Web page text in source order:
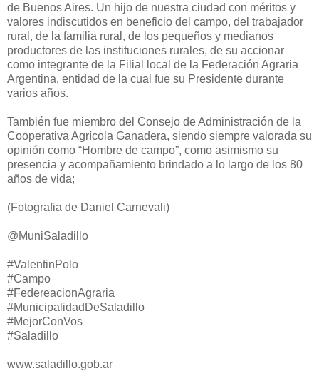
de Buenos Aires. Un hijo de nuestra ciudad con méritos y
valores indiscutidos en beneficio del campo, del trabajador
rural, de la familia rural, de los pequeños y medianos
productores de las instituciones rurales, de su accionar
como integrante de la Filial local de la Federación Agraria
Argentina, entidad de la cual fue su Presidente durante
varios años.
También fue miembro del Consejo de Administración de la
Cooperativa Agrícola Ganadera, siendo siempre valorada su
opinión como “Hombre de campo”, como asimismo su
presencia y acompañamiento brindado a lo largo de los 80
años de vida;
(Fotografia de Daniel Carnevali)
@MuniSaladillo
#ValentinPolo
#Campo
#FedereacionAgraria
#MunicipalidadDeSaladillo
#MejorConVos
#Saladillo
www.saladillo.gob.ar